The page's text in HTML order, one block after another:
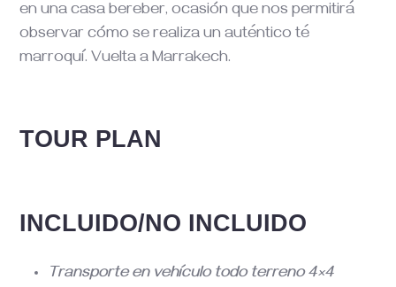
en una casa bereber, ocasión que nos permitirá
observar cómo se realiza un auténtico té
marroquí. Vuelta a Marrakech.
TOUR PLAN
INCLUIDO/NO INCLUIDO
Transporte en vehículo todo terreno 4×4